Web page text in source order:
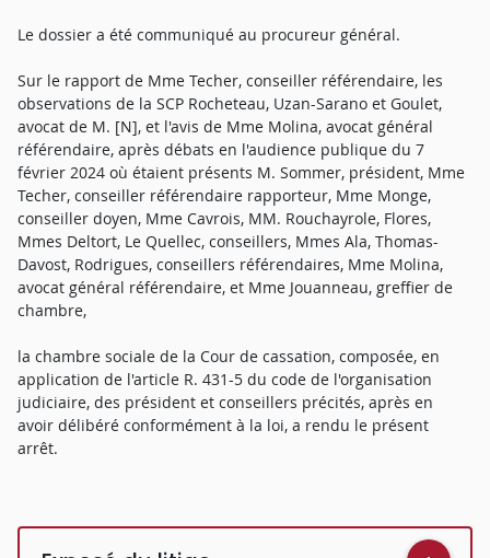
Le dossier a été communiqué au procureur général.
Sur le rapport de Mme Techer, conseiller référendaire, les
observations de la SCP Rocheteau, Uzan-Sarano et Goulet,
avocat de M. [N], et l'avis de Mme Molina, avocat général
référendaire, après débats en l'audience publique du 7
février 2024 où étaient présents M. Sommer, président, Mme
Techer, conseiller référendaire rapporteur, Mme Monge,
conseiller doyen, Mme Cavrois, MM. Rouchayrole, Flores,
Mmes Deltort, Le Quellec, conseillers, Mmes Ala, Thomas-
Davost, Rodrigues, conseillers référendaires, Mme Molina,
avocat général référendaire, et Mme Jouanneau, greffier de
chambre,
la chambre sociale de la Cour de cassation, composée, en
application de l'article R. 431-5 du code de l'organisation
judiciaire, des président et conseillers précités, après en
avoir délibéré conformément à la loi, a rendu le présent
arrêt.